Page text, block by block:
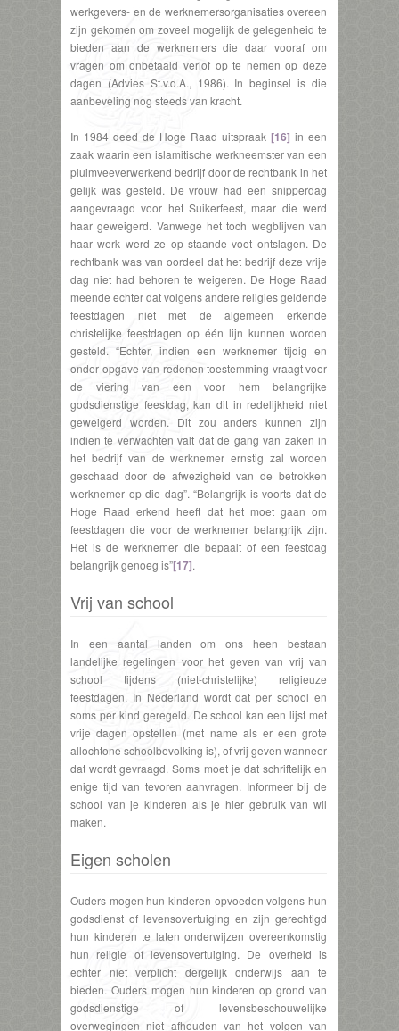
werkgevers- en de werknemersorganisaties overeen
zijn gekomen om zoveel mogelijk de gelegenheid te
bieden aan de werknemers die daar vooraf om
vragen om onbetaald verlof op te nemen op deze
dagen (Advies St.v.d.A., 1986). In beginsel is die
aanbeveling nog steeds van kracht.
In 1984 deed de Hoge Raad uitspraak [16] in een
zaak waarin een islamitische werkneemster van een
pluimveeverwerkend bedrijf door de rechtbank in het
gelijk was gesteld. De vrouw had een snipperdag
aangevraagd voor het Suikerfeest, maar die werd
haar geweigerd. Vanwege het toch wegblijven van
haar werk werd ze op staande voet ontslagen. De
rechtbank was van oordeel dat het bedrijf deze vrije
dag niet had behoren te weigeren. De Hoge Raad
meende echter dat volgens andere religies geldende
feestdagen niet met de algemeen erkende
christelijke feestdagen op één lijn kunnen worden
gesteld. “Echter, indien een werknemer tijdig en
onder opgave van redenen toestemming vraagt voor
de viering van een voor hem belangrijke
godsdienstige feestdag, kan dit in redelijkheid niet
geweigerd worden. Dit zou anders kunnen zijn
indien te verwachten valt dat de gang van zaken in
het bedrijf van de werknemer ernstig zal worden
geschaad door de afwezigheid van de betrokken
werknemer op die dag”. “Belangrijk is voorts dat de
Hoge Raad erkend heeft dat het moet gaan om
feestdagen die voor de werknemer belangrijk zijn.
Het is de werknemer die bepaalt of een feestdag
belangrijk genoeg is”[17].
Vrij van school
In een aantal landen om ons heen bestaan
landelijke regelingen voor het geven van vrij van
school tijdens (niet-christelijke) religieuze
feestdagen. In Nederland wordt dat per school en
soms per kind geregeld. De school kan een lijst met
vrije dagen opstellen (met name als er een grote
allochtone schoolbevolking is), of vrij geven wanneer
dat wordt gevraagd. Soms moet je dat schriftelijk en
enige tijd van tevoren aanvragen. Informeer bij de
school van je kinderen als je hier gebruik van wil
maken.
Eigen scholen
Ouders mogen hun kinderen opvoeden volgens hun
godsdienst of levensovertuiging en zijn gerechtigd
hun kinderen te laten onderwijzen overeenkomstig
hun religie of levensovertuiging. De overheid is
echter niet verplicht dergelijk onderwijs aan te
bieden. Ouders mogen hun kinderen op grond van
godsdienstige of levensbeschouwelijke
overwegingen niet afhouden van het volgen van